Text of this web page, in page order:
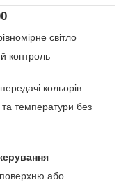
світло
контроль
кольорів
температури без
або